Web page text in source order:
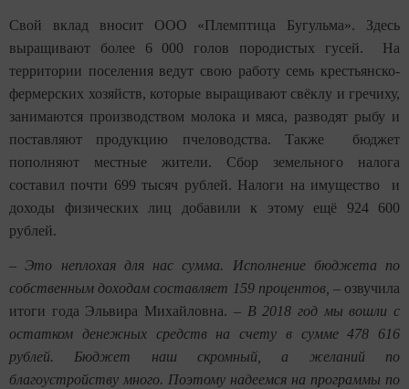
Свой вклад вносит ООО «Племптица Бугульма». Здесь
выращивают более 6 000 голов породистых гусей. На
территории поселения ведут свою работу семь крестьянско-
фермерских хозяйств, которые выращивают свёклу и гречиху,
занимаются производством молока и мяса, разводят рыбу и
поставляют продукцию пчеловодства. Также бюджет
пополняют местные жители. Сбор земельного налога
составил почти 699 тысяч рублей. Налоги на имущество и
доходы физических лиц добавили к этому ещё 924 600
рублей.
–Это неплохая для нас сумма. Исполнение бюджета по
собственным доходам составляет 159 процентов, – озвучила
итоги года Эльвира Михайловна. – В 2018 год мы вошли с
остатком денежных средств на счету в сумме 478 616
рублей. Бюджет наш скромный, а желаний по
благоустройству много. Поэтому надеемся на программы по